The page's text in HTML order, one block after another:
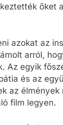
őket
azokat az
arról,
Az egyik
és az
az
film legyen.